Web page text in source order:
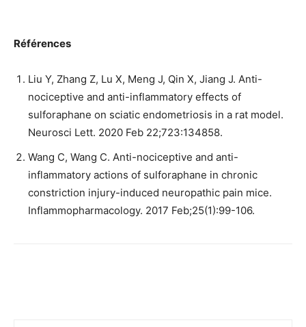
Références
Liu Y, Zhang Z, Lu X, Meng J, Qin X, Jiang J. Anti-
nociceptive and anti-inflammatory effects of
sulforaphane on sciatic endometriosis in a rat model.
Neurosci Lett. 2020 Feb 22;723:134858.
Wang C, Wang C. Anti-nociceptive and anti-
inflammatory actions of sulforaphane in chronic
constriction injury-induced neuropathic pain mice.
Inflammopharmacology. 2017 Feb;25(1):99-106.